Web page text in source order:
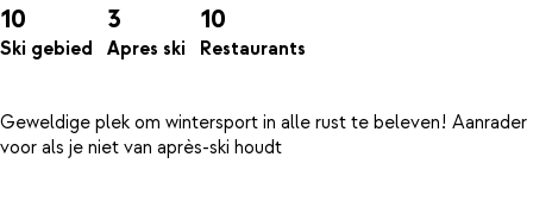
10
Ski gebied
3
Apres ski
10
Restaurants
Geweldige plek om wintersport in alle rust te beleven! Aanrader